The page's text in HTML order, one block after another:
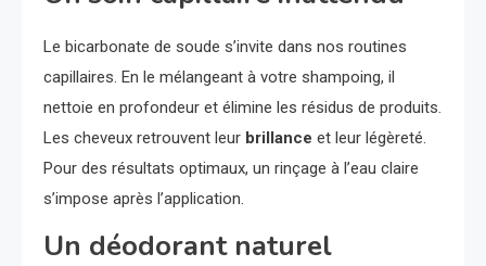
Le bicarbonate de soude s’invite dans nos routines
capillaires. En le mélangeant à votre shampoing, il
nettoie en profondeur et élimine les résidus de produits.
Les cheveux retrouvent leur brillance et leur légèreté.
Pour des résultats optimaux, un rinçage à l’eau claire
s’impose après l’application.
Un déodorant naturel